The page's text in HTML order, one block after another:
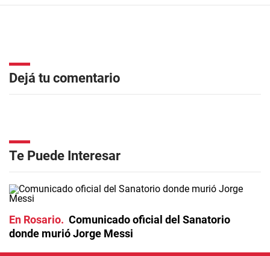
Dejá tu comentario
Te Puede Interesar
En Rosario
Comunicado oficial del Sanatorio
donde murió Jorge Messi